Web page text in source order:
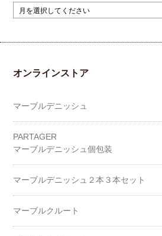
オンラインストア
マーブルデニッシュ
PARTAGER
マーブルデニッシュ個包装
マーブルデニッシュ２本３本セット
マーブルクルート